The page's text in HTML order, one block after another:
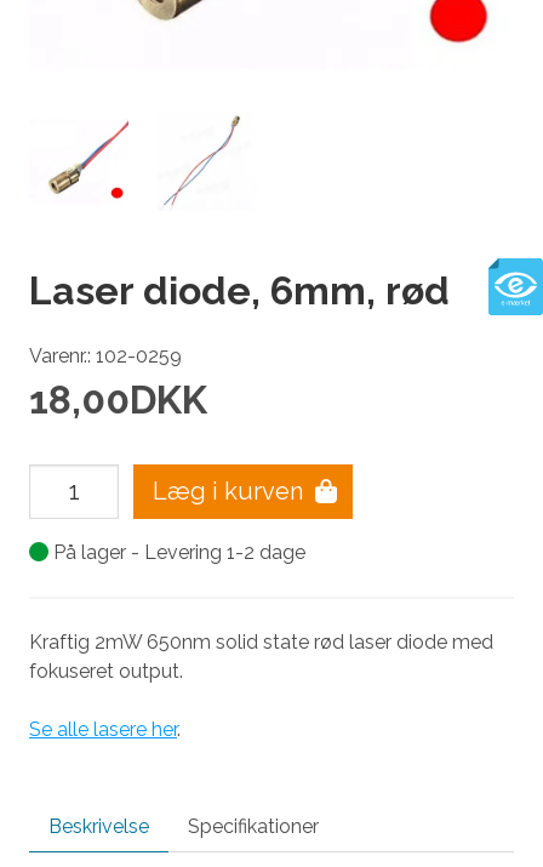
Laser diode, 6mm, rød
Varenr.: 102-0259
18,00DKK
Læg i kurven
På lager - Levering 1-2 dage
Kraftig 2mW 650nm solid state rød laser diode med
fokuseret output.
Se alle lasere her.
Beskrivelse Specifikationer